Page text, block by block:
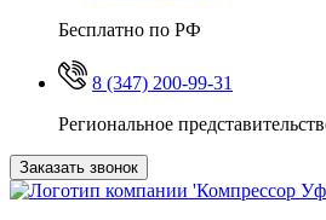
Бесплатно по РФ
8 (347) 200-99-31
Региональное
Заказать звонок